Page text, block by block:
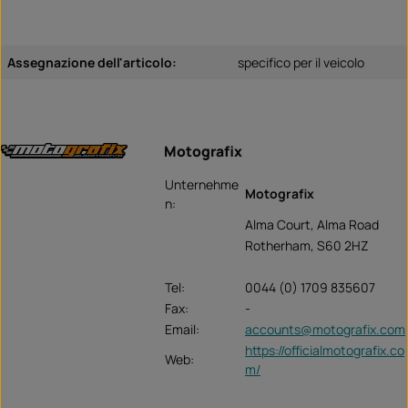
Assegnazione dell'articolo: specifico per il veicolo
Motografix
Unternehme
n:
Motografix
Alma Court, Alma Road
Rotherham, S60 2HZ
Tel:
0044 (0) 1709 835607
Fax:
-
Email:
accounts@motografix.com
Web:
https://officialmotografix.co
m/